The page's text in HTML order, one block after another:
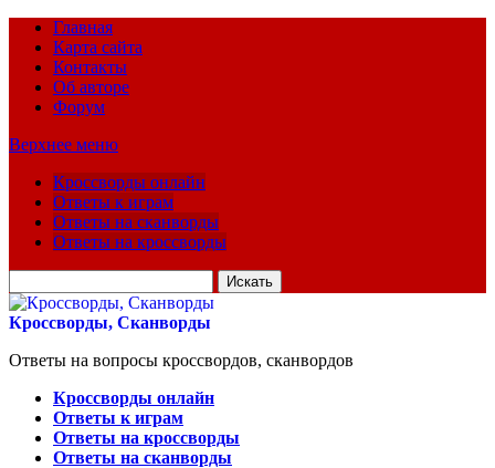
Главная
Карта сайта
Контакты
Об авторе
Форум
Верхнее меню
Кроссворды онлайн
Ответы к играм
Ответы на сканворды
Ответы на кроссворды
для:
Кроссворды, Сканворды
Ответы на вопросы кроссвордов, сканвордов
Кроссворды онлайн
Ответы к играм
Ответы на кроссворды
Ответы на сканворды